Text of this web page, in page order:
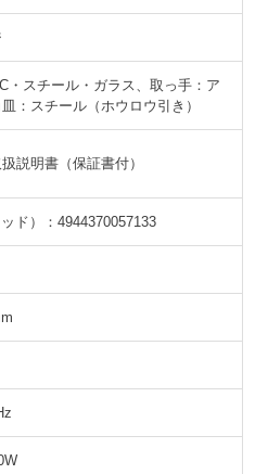
・スチール・ガラス、取っ手：ア
：スチール（ホウロウ引き）
説明書（保証書付）
ド）：4944370057133